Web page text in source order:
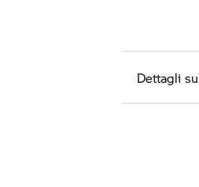
Dettagli